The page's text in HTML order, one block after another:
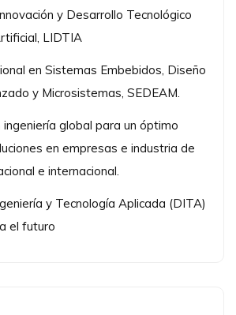
y Desarrollo Tecnológico
LIDTIA
en Sistemas Embebidos, Diseño
y Microsistemas, SEDEAM.
ingeniería global para un óptimo
en empresas e industria de
e internacional.
y Tecnología Aplicada (DITA)
el futuro